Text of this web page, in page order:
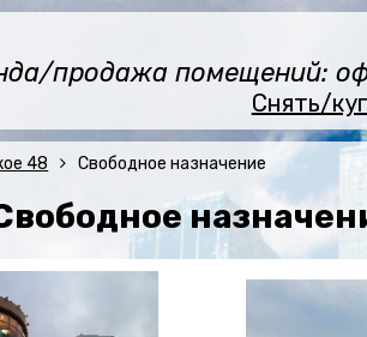
продажа помещений:
Снять/
48 Свободное назначение